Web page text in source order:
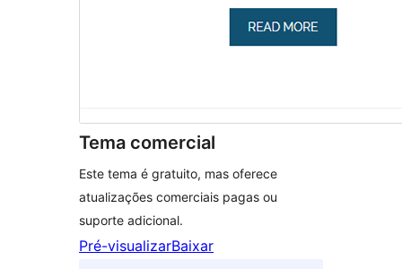
Tema comercial
Este tema é gratuito, mas oferece
atualizações comerciais pagas ou
suporte adicional.
Pré-visualizarBaixar